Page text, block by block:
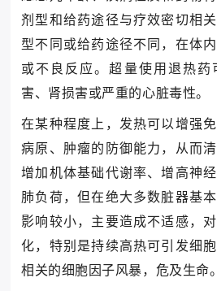
剂型和给药途径与疗效密切相
型不同或给药途径不同，在体
或不良反应。超量使用退热药
害、肾损害或严重的心脏毒性。
在某种程度上，发热可以增强
病原、肿瘤的防御能力，从而
增加机体基础代谢率、增高神
肺负荷，但在绝大多数脏器基
影响较小，主要造成不适感，
化，特别是持续高热可引发细
相关的细胞因子风暴，危及生命。